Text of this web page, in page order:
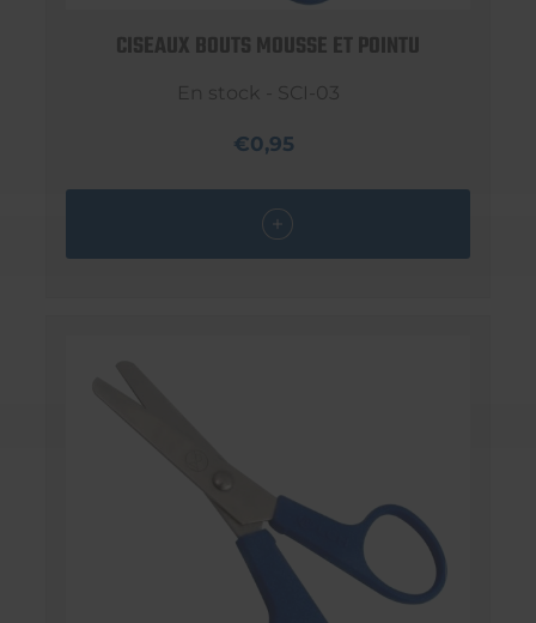
CISEAUX BOUTS MOUSSE ET POINTU
En stock - SCI-03
€0,95